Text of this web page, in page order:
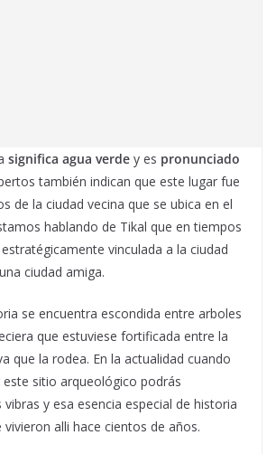
significa agua verde y es pronunciado
también indican que este lugar fue
de la ciudad vecina que se ubica en el
hablando de Tikal que en tiempos
vinculada a la ciudad
ciudad amiga.
se encuentra escondida entre arboles
que estuviese fortificada entre la
que la rodea. En la actualidad cuando
sitio arqueológico podrás
y esa esencia especial de historia
vivieron alli hace cientos de años.